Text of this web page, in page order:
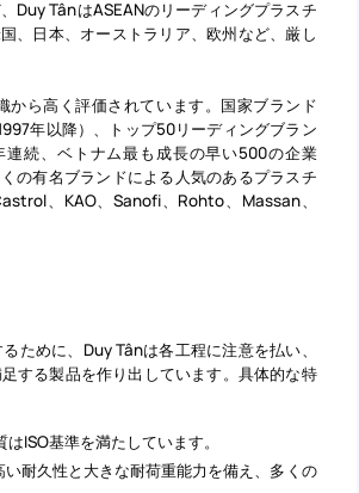
Duy TânはASEANのリーディングプラスチ
、日本、オーストラリア、欧州など、厳し
から高く評価されています。国家ブランド
年以降）、トップ50リーディングブラン
続、ベトナム最も成長の早い500の企業
の有名ブランドによる人気のあるプラスチ
、KAO、Sanofi、Rohto、Massan、
ために、Duy Tânは各工程に注意を払い、
する製品を作り出しています。具体的な特
ISO基準を満たしています。
耐久性と大きな耐荷重能力を備え、多くの